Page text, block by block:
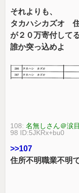
それよりも、
タカハシカズオ
が２０万寄付して
誰か突っ込めよ
108:名無しさん＠涙
98 ID:5JKRx+bu0
>>107
住所不明職業不明